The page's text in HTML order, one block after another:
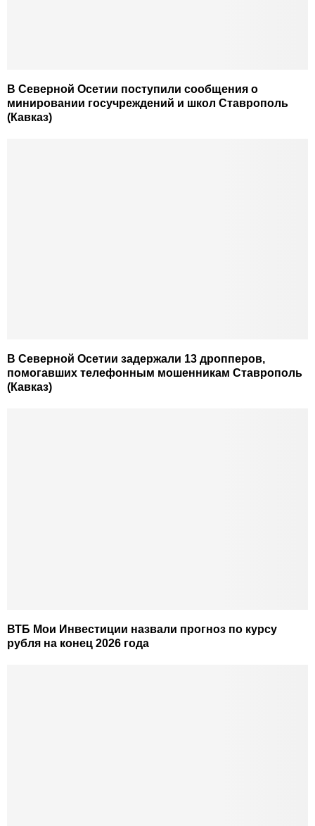
В Северной Осетии поступили сообщения о
минировании госучреждений и школ Ставрополь
(Кавказ)
В Северной Осетии задержали 13 дропперов,
помогавших телефонным мошенникам Ставрополь
(Кавказ)
ВТБ Мои Инвестиции назвали прогноз по курсу
рубля на конец 2026 года